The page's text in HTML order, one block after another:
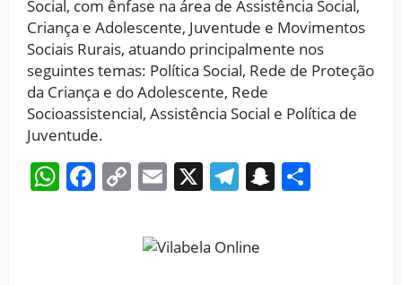
Social, com ênfase na área de Assistência Social,
Criança e Adolescente, Juventude e Movimentos
Sociais Rurais, atuando principalmente nos
seguintes temas: Política Social, Rede de Proteção
da Criança e do Adolescente, Rede
Socioassistencial, Assistência Social e Política de
Juventude.
WhatsApp
Facebook
CopyEmail
X Telegram
Snapchat